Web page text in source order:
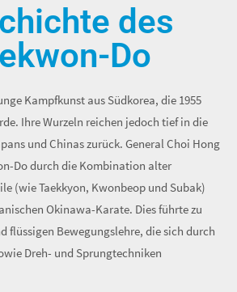
des
Do
Kampfkunst aus Südkorea, die 1955
Ihre Wurzeln reichen jedoch tief in die
und Chinas zurück. General Choi Hong
Do durch die Kombination alter
(wie Taekkyon, Kwonbeop und Subak)
Okinawa-Karate. Dies führte zu
flüssigen Bewegungslehre, die sich durch
Dreh- und Sprungtechniken